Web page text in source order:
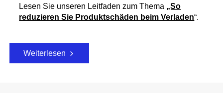
Lesen Sie unseren Leitfaden zum Thema „So
reduzieren Sie Produktschäden beim Verladen“.
Weiterlesen